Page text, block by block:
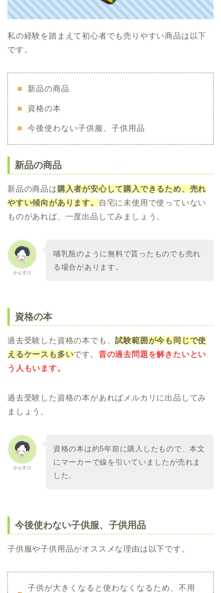
私の経験を踏まえて初心者でも売りやすい商品は以下
です。
新品の商品
資格の本
今後使わない子供服、子供用品
新品の商品
新品の商品は 購入者が安心して購入できるため、売れ
やすい傾向があります。
自宅に未使用で使っていない
ものがあれば、一度出品してみましょう。
かんすけ
哺乳瓶のように無料で貰ったものでも売れ
る場合があります。
資格の本
過去受験した資格の本でも、試験範囲が今も同じで使
えるケースも多いです。 昔の過去問題を解きたいとい
う人もいます。
過去受験した資格の本があればメルカリに出品してみ
ましょう。
かんすけ
資格の本は約5年前に購入したもので、本文
にマーカーで線を引いていましたが売れま
した。
今後使わない子供服、子供用品
子供服や子供用品がオススメな理由は以下です。
子供が大きくなると使わなくなるため、不用